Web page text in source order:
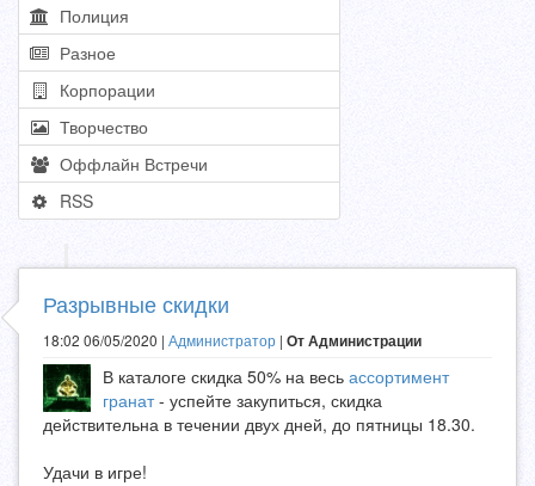
Полиция
Разное
Корпорации
Творчество
Оффлайн Встречи
RSS
Разрывные скидки
18:02 06/05/2020 | Администратор | От Администрации
В каталоге скидка 50% на весь ассортимент
гранат- успейте закупиться, скидка
действительна в течении двух дней, до пятницы 18.30.
Удачи в игре!